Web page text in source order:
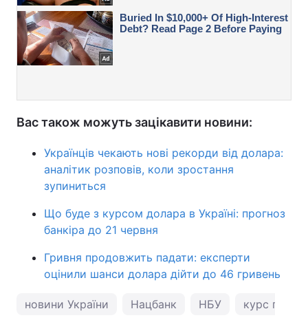
Вас також можуть зацікавити новини:
Українців чекають нові рекорди від долара:
аналітик розповів, коли зростання
зупиниться
Що буде з курсом долара в Україні: прогноз
банкіра до 21 червня
Гривня продовжить падати: експерти
оцінили шанси долара дійти до 46 гривень
новини України Нацбанк НБУ курс гривні